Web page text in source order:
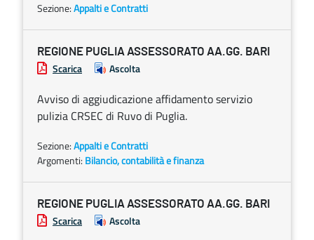
Sezione:Appalti e Contratti
REGIONE PUGLIA ASSESSORATO AA.GG. BARI
Scarica Ascolta
Avviso di aggiudicazione affidamento servizio
pulizia CRSEC di Ruvo di Puglia.
Sezione:Appalti e Contratti
Argomenti: Bilancio, contabilità e finanza
REGIONE PUGLIA ASSESSORATO AA.GG. BARI
Scarica Ascolta